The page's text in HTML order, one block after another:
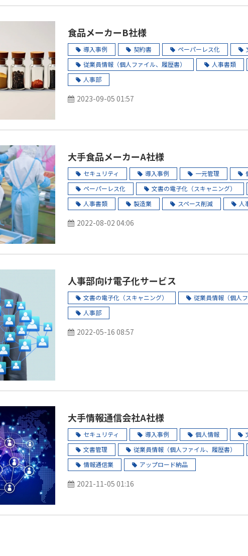
食品メーカーB社様
導入事例 契約書 ペーパーレス化
従業員情報（個人ファイル、履歴書）
人事書類
人事部
2023-09-05 01:57
大手食品メーカーA社様
セキュリティ 導入事例 一元管理
ペーパーレス化
文書の電子化（スキャニング）
人事書類
製造業 スペース削減 人
2022-08-02 04:06
人事部向け電子化サービス
文書の電子化（スキャニング） 従業員情報（個人
人事部
2022-05-16 08:57
大手情報通信会社A社様
セキュリティ 導入事例 個人情報
文書管理
従業員情報（個人ファイル、履歴書）
情報通信業
アップロード納品
2021-11-05 01:16